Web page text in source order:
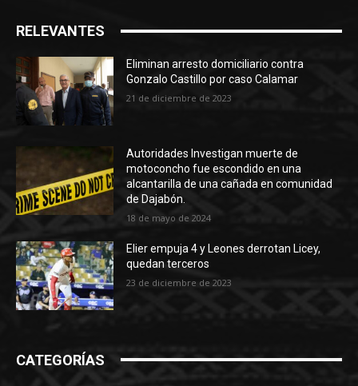
RELEVANTES
Eliminan arresto domiciliario contra
Gonzalo Castillo por caso Calamar
21 de diciembre de 2023
Autoridades Investigan muerte de
motoconcho fue escondido en una
alcantarilla de una cañada en comunidad
de Dajabón.
18 de mayo de 2024
Elier empuja 4 y Leones derrotan Licey,
quedan terceros
23 de diciembre de 2023
CATEGORÍAS